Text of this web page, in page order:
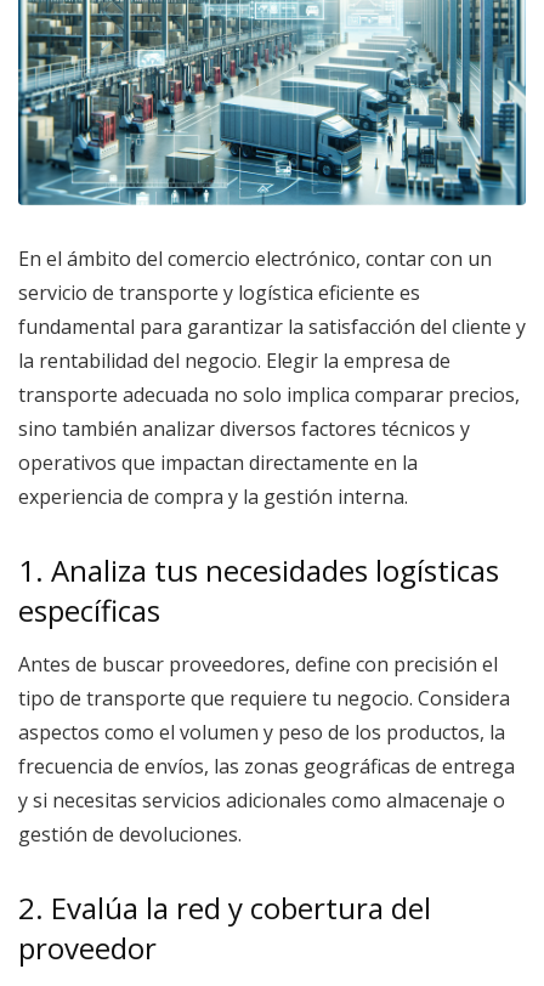
En el ámbito del comercio electrónico, contar con un
servicio de transporte y logística eficiente es
fundamental para garantizar la satisfacción del cliente y
la rentabilidad del negocio. Elegir la empresa de
transporte adecuada no solo implica comparar precios,
sino también analizar diversos factores técnicos y
operativos que impactan directamente en la
experiencia de compra y la gestión interna.
1. Analiza tus necesidades logísticas
específicas
Antes de buscar proveedores, define con precisión el
tipo de transporte que requiere tu negocio. Considera
aspectos como el volumen y peso de los productos, la
frecuencia de envíos, las zonas geográficas de entrega
y si necesitas servicios adicionales como almacenaje o
gestión de devoluciones.
2. Evalúa la red y cobertura del
proveedor